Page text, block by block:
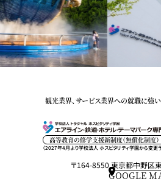
観光業界、サービス業界への就職に強
高等教育の修学支援新制度（無償化制度）
（2027年4月より学校法人 ホスピタリティ学園から変更
〒164-8550 東京都中野区
GOOGLE